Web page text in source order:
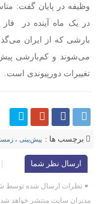
در یک ماه آینده در فاز
بارشی که از ایران
می‌شوند و کم‌بارشی
تغییرات دورپیوندی است.
برچسب ها : پیش‌بینی‌ ،
ارسال نظر شما
نظرات ارسال شده توسط
مدیران سایت منتشر خواهد